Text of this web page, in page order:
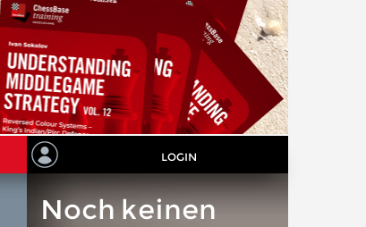
LOGIN
Noch keinen